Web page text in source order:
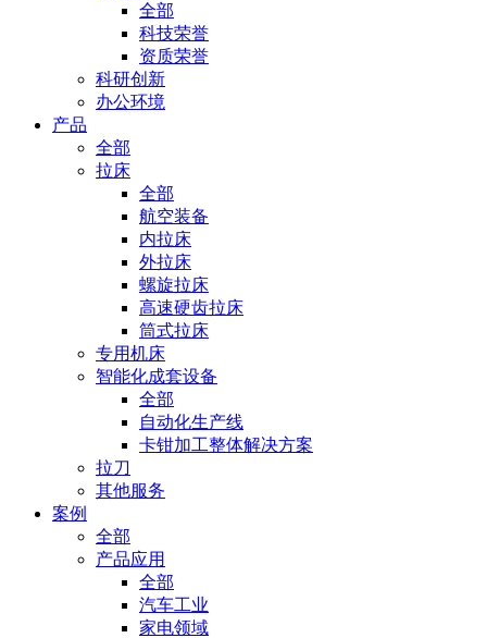
全部
科技荣誉
资质荣誉
科研创新
办公环境
产品
全部
拉床
全部
航空装备
内拉床
外拉床
螺旋拉床
高速硬齿拉床
筒式拉床
专用机床
智能化成套设备
全部
自动化生产线
卡钳加工整体解决方案
拉刀
其他服务
案例
全部
产品应用
全部
汽车工业
家电领域